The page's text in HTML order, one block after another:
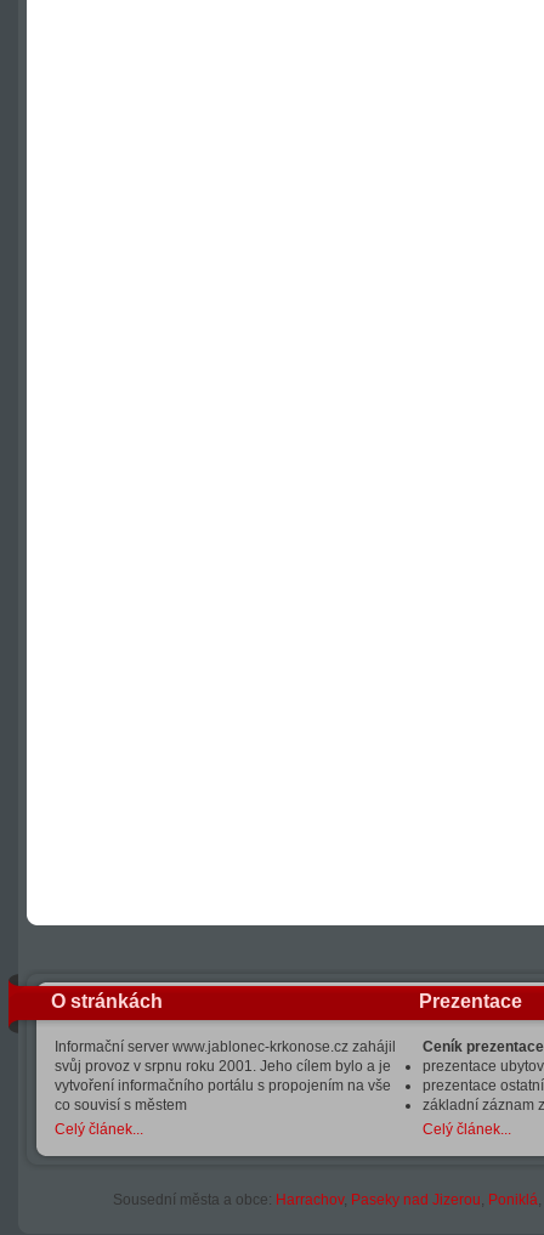
O stránkách
Informační server www.jablonec-krkonose.cz zahájil
svůj provoz v srpnu roku 2001. Jeho cílem bylo a je
vytvoření informačního portálu s propojením na vše
co souvisí s městem
Celý článek...
Prezentace
Ceník
prezentace
prezentace
základní záznam
Celý článek...
Sousední města a obce: Harrachov, Paseky nad Jizerou, Poniklá,